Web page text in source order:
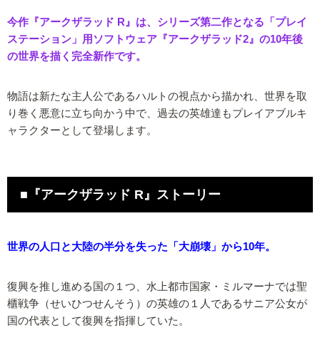
今作『アークザラッド R』は、シリーズ第二作となる「プレイ
ステーション」用ソフトウェア『アークザラッド2』の10年後
の世界を描く完全新作です。
物語は新たな主人公であるハルトの視点から描かれ、世界を取
り巻く悪意に立ち向かう中で、過去の英雄達もプレイアブルキ
ャラクターとして登場します。
■『アークザラッド R』ストーリー
世界の人口と大陸の半分を失った「大崩壊」から10年。
復興を推し進める国の１つ、水上都市国家・ミルマーナでは聖
櫃戦争（せいひつせんそう）の英雄の１人であるサニア公女が
国の代表として復興を指揮していた。